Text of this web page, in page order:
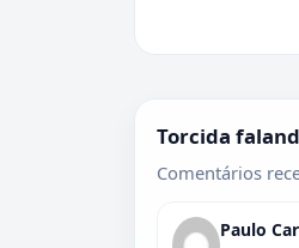
Torcida
Comentários
Paulo